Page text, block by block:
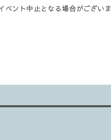
ベント中止となる場合がございま